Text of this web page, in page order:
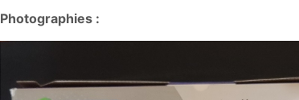
Photographies :